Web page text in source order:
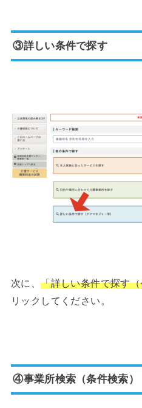
③詳しい条件で探す
次に、「詳しい条件で探す
リックしてください。
④事業所検索（条件検索）